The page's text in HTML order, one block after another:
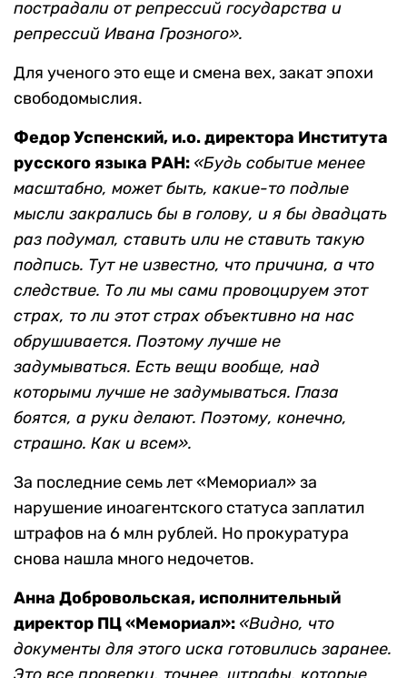
пострадали от репрессий государства и
репрессий Ивана Грозного».
Для ученого это еще и смена вех, закат эпохи
свободомыслия.
Федор Успенский, и.о. директора Института
русского языка РАН: «Будь событие менее
масштабно, может быть, какие-то подлые
мысли закрались бы в голову, и я бы двадцать
раз подумал, ставить или не ставить такую
подпись. Тут не известно, что причина, а что
следствие. То ли мы сами провоцируем этот
страх, то ли этот страх объективно на нас
обрушивается. Поэтому лучше не
задумываться. Есть вещи вообще, над
которыми лучше не задумываться. Глаза
боятся, а руки делают. Поэтому, конечно,
страшно. Как и всем».
За последние семь лет «Мемориал» за
нарушение иноагентского статуса заплатил
штрафов на 6 млн рублей. Но прокуратура
снова нашла много недочетов.
Анна Добровольская, исполнительный
директор ПЦ «Мемориал»: «Видно, что
документы для этого иска готовились заранее.